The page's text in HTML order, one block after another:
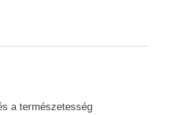
a természetesség